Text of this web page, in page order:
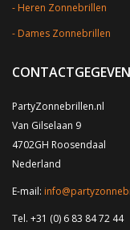
Heren Zonnebrillen
Dames Zonnebrillen
PartyZonnebrillen.nl
Van Gilselaan 9
4702GH Roosendaal
Nederland
E-mail:
Tel. +31 (0) 6 83 84 72 44